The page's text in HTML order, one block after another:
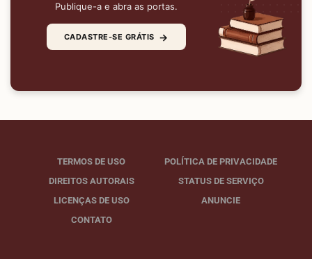
Publique-a e abra as portas.
CADASTRE-SE GRÁTIS →
TERMOS DE USO
POLÍTICA DE PRIVACIDADE
DIREITOS AUTORAIS
STATUS DE SERVIÇO
LICENÇAS DE USO
ANUNCIE
CONTATO